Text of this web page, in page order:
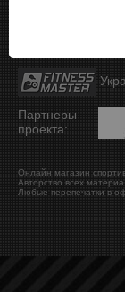
Партнеры
проекта:
Онлайн магазин
Авторство всех
Любые перепечатки в